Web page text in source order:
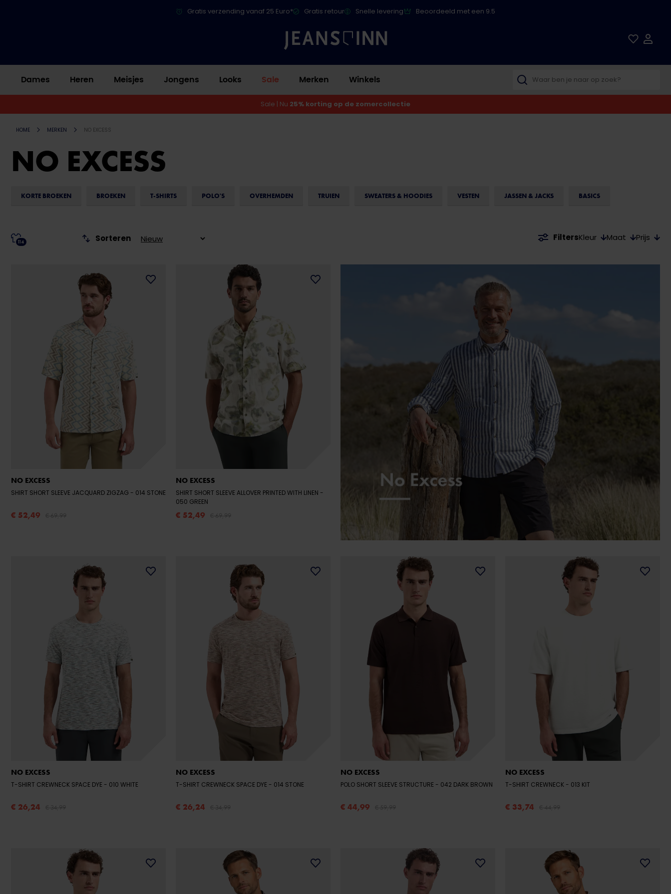
Gratis verzending vanaf 25 Euro* Gratis retour Snelle levering Beoordeeld met een 9.5
Dames Heren Meisjes Jongens Looks Sale Merken Winkels
Sale | Nu 25% korting op de zomercollectie
HOME MERKEN NO EXCESS
NO EXCESS
KORTE BROEKEN BROEKEN T-SHIRTS POLO'S OVERHEMDEN TRUIEN SWEATERS & HOODIES VESTEN JASSEN & JACKS BASICS
FiltersKleur Maat Prijs
114 Sorteren
NO EXCESS
SHIRT SHORT SLEEVE JACQUARD ZIGZAG - 014 STONE
€ 52,49
NO EXCESS
SHIRT SHORT SLEEVE ALLOVER PRINTED WITH LINEN -
050 GREEN
€ 52,49
NO EXCESS
T-SHIRT CREWNECK SPACE DYE - 010 WHITE
€ 26,24
NO EXCESS
T-SHIRT CREWNECK SPACE DYE - 014 STONE
€ 26,24
NO EXCESS
POLO SHORT SLEEVE STRUCTURE - 042 DARK BROWN
€ 44,99
NO EXCESS
T-SHIRT CREWNECK - 013 KIT
€ 33,74